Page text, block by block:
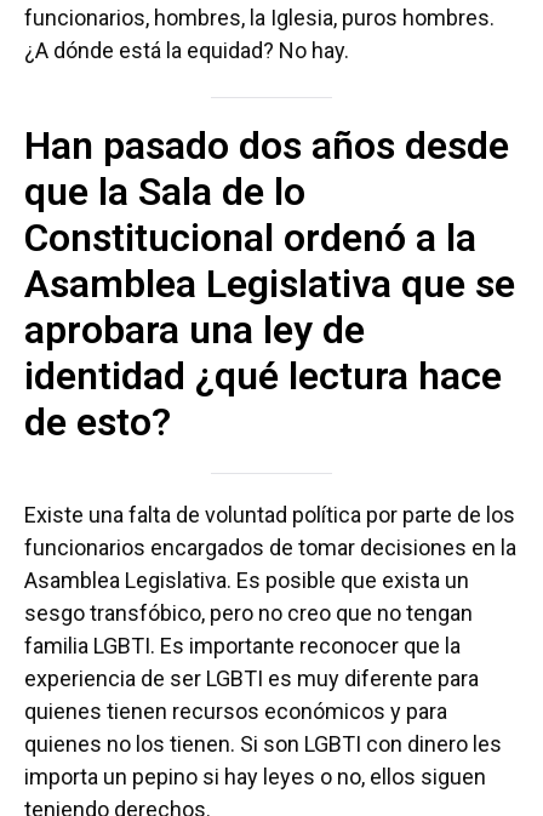
funcionarios, hombres, la Iglesia, puros hombres.
¿A dónde está la equidad? No hay.
Han pasado dos años desde
que la Sala de lo
Constitucional ordenó a la
Asamblea Legislativa que se
aprobara una ley de
identidad ¿qué lectura hace
de esto?
Existe una falta de voluntad política por parte de los
funcionarios encargados de tomar decisiones en la
Asamblea Legislativa. Es posible que exista un
sesgo transfóbico, pero no creo que no tengan
familia LGBTI. Es importante reconocer que la
experiencia de ser LGBTI es muy diferente para
quienes tienen recursos económicos y para
quienes no los tienen. Si son LGBTI con dinero les
importa un pepino si hay leyes o no, ellos siguen
teniendo derechos.